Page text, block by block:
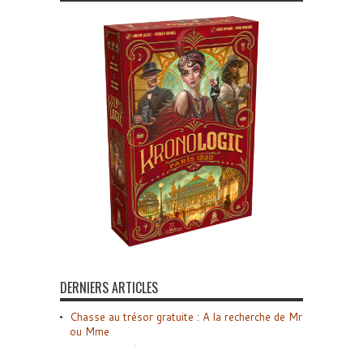
DERNIERS ARTICLES
Chasse au trésor gratuite : A la recherche de Mr
ou Mme